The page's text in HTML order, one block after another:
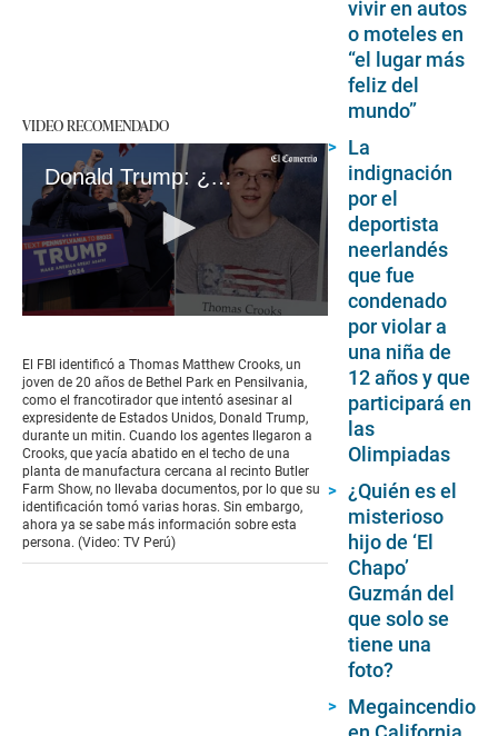
VIDEO RECOMENDADO
Donald Trump: ¿Quién era Thomas Matthew Crooks, el joven que intentó asesinar al expresidente?
of
9
minutes,
14
seconds
El FBI identificó a Thomas Matthew Crooks, un
joven de 20 años de Bethel Park en Pensilvania,
como el francotirador que intentó asesinar al
expresidente de Estados Unidos, Donald Trump,
durante un mitin. Cuando los agentes llegaron a
Crooks, que yacía abatido en el techo de una
planta de manufactura cercana al recinto Butler
Farm Show, no llevaba documentos, por lo que su
identificación tomó varias horas. Sin embargo,
ahora ya se sabe más información sobre esta
persona. (Video: TV Perú)
vivir en autos
o moteles en
“el lugar más
feliz del
mundo”
La
indignación
por el
deportista
neerlandés
que fue
condenado
por violar a
una niña de
12 años y que
participará en
las
Olimpiadas
¿Quién es el
misterioso
hijo de ‘El
Chapo’
Guzmán del
que solo se
tiene una
foto?
Megaincendio